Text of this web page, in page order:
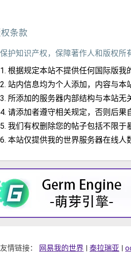
条款
护知识产权，保障著作人和版权所
根据规定本站不提供任何国际版我
站内信息均为个人添加，内容与本
所添加的服务器内部结构与本站无
请添加者遵守相关规定，否则后果
我们有权删除您的帖子包括不限于
本站仅提供我的世界服务器在线人
友情链接： 网易我的世界 |泰拉瑞亚 |